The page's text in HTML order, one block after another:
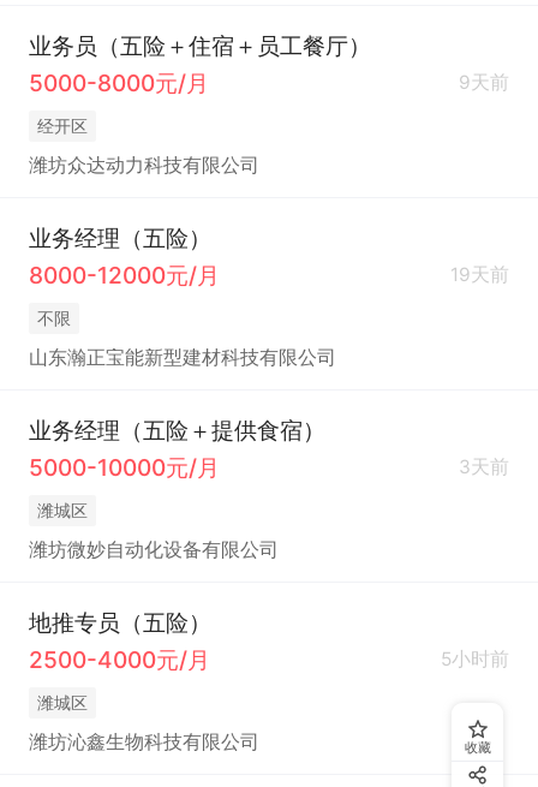
业务员（五险＋住宿＋员工餐厅）
5000-8000元/月
9天前
经开区
潍坊众达动力科技有限公司
业务经理（五险）
8000-12000元/月
19天前
不限
山东瀚正宝能新型建材科技有限公司
业务经理（五险＋提供食宿）
5000-10000元/月
3天前
潍城区
潍坊微妙自动化设备有限公司
地推专员（五险）
2500-4000元/月
5小时前
潍城区
潍坊沁鑫生物科技有限公司 收藏